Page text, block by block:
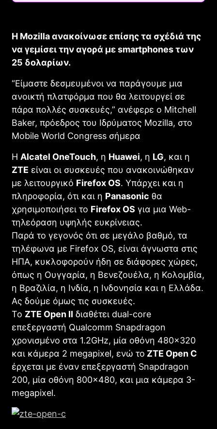
Η Mozilla ανακοίνωσε επίσης τα σχέδιά της
να γεμίσει την αγορά με smartphones των
25 δολαρίων.
“Είμαστε δεσμευμένοι να παράγουμε μια
ανοικτή πλατφόρμα που θα λειτουργεί σε
πάρα πολλές συσκευές,” ανέφερε ο Mitchell
Baker, πρόεδρος του Ιδρύματος Mozilla, στο
Mobile World Congress σήμερα
Η Alcatel OneTouch, η Huawei, η LG, και η
ZTE είναι οι συσκευές που ανακοινώθηκαν
με λειτουργικό Firefox OS. Υπάρχει και η
πληροφορία, ότι και η Panasonic θα
χρησιμοποιήσει το Firefox OS για μια Web-
τηλεόραση υψηλής ευκρίνειας.
Παρά το γεγονός ότι σε μεγάλο βαθμό, τα
τηλέφωνα με Firefox OS, είναι άγνωστα στις
ΗΠΑ, κυκλοφορούν ήδη σε διάφορες χώρες,
όπως η Ουγγαρία, η Βενεζουέλα, η Κολομβία,
η Βραζιλία, η Ινδία, η Ινδονησία και η Ελλάδα.
Ας δούμε όμως τις συσκευές.
Το ZTE Open II διαθέτει dual-core
επεξεργαστή Qualcomm Snapdragon
χρονισμένο στα 1.2GHz, μία οθόνη 480×320
και κάμερα 2 megapixel, ενώ το ZTE Open C
έρχεται με έναν επεξεργαστή Snapdragon
200, μία οθόνη 800×480, και μια κάμερα 3-
megapixel.